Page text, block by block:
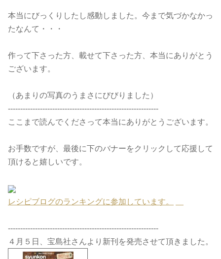
本当にびっくりしたし感動しました。今まで気づかなかっ
たなんて・・・
作って下さった方、載せて下さった方、本当にありがとう
ございます。
（あまりの写真のうまさにびびりました）
-------------------------------------------------------------
ここまで読んでくださって本当にありがとうございます。
お手数ですが、最後に下のバナーをクリックして応援して
頂けると嬉しいです。
レシピブログのランキングに参加しています。
-------------------------------------------------------------
４月５日、宝島社さんより新刊を発売させて頂きました。